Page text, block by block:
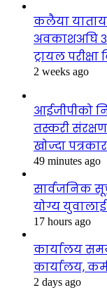
कलैया
अवकाशअघि
ट्रायल परीक्षा
2 weeks ago
आईजीपीको
तस्करी
खोज्दा
49 minutes ago
सार्वजनिक
योग्य
17 hours ago
कार्यालय
कार्यालय,
2 days ago